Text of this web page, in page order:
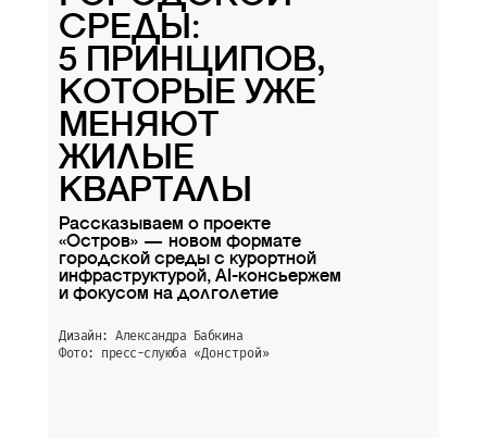
СРЕДЫ:
5 ПРИНЦИПОВ,
КОТОРЫЕ УЖЕ
МЕНЯЮТ
ЖИЛЫЕ
КВАРТАЛЫ
Рассказываем о проекте
«Остров» — новом формате
городской среды с курортной
инфраструктурой, AI-консьержем
и фокусом на долголетие
Дизайн: Александра Бабкина
Фото: пресс-слуюба «Донстрой»